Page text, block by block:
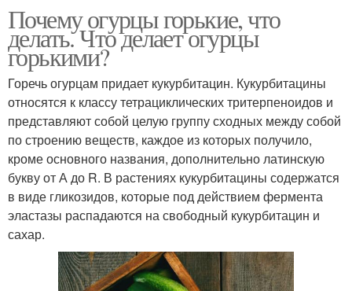
Почему огурцы горькие, что
делать. Что делает огурцы
горькими?
Горечь огурцам придает кукурбитацин. Кукурбитацины
относятся к классу тетрациклических тритерпеноидов и
представляют собой целую группу сходных между собой
по строению веществ, каждое из которых получило,
кроме основного названия, дополнительно латинскую
букву от А до R. В растениях кукурбитацины содержатся
в виде гликозидов, которые под действием фермента
эластазы распадаются на свободный кукурбитацин и
сахар.